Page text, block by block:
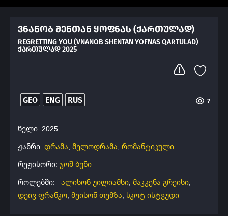
ვნანობ შენთან ყოფნას (ქართულად)
REGRETTING YOU (VNANOB SHENTAN YOFNAS QARTULAD)
ᲥᲐᲠᲗᲣᲚᲐᲓ 2025
GEO ENG RUS 7
წელი: 2025
ჟანრი: დრამა, მელოდრამა, რომანტიკული
რეჟისორი: ჯოშ ბუნი
როლებში:
ალისონ უილიამსი, მაკკენა გრეისი,
დეივ ფრანკო, მეისონ თემზა, სკოტ ისტვუდი